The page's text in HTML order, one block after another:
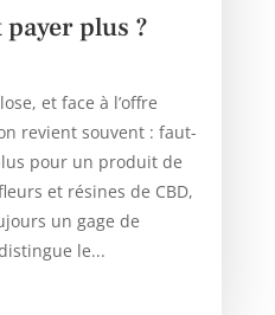
plus ?
et face à l’offre
revient souvent : faut-
pour un produit de
et résines de CBD,
un gage de
le...